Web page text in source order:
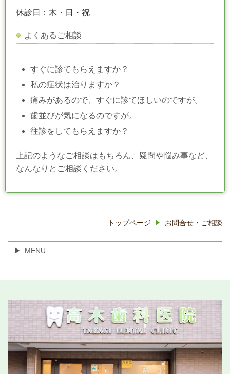
休診日：木・日・祝
よくあるご相談
すぐに診てもらえますか？
私の症状は治りますか？
痛みがあるので、すぐに診てほしいのですが。
歯並びが気になるのですが。
往診をしてもらえますか？
上記のようなご相談はもちろん、疑問や悩み事など、
なんなりとご相談ください。
トップページ お問合せ・ご相談
MENU